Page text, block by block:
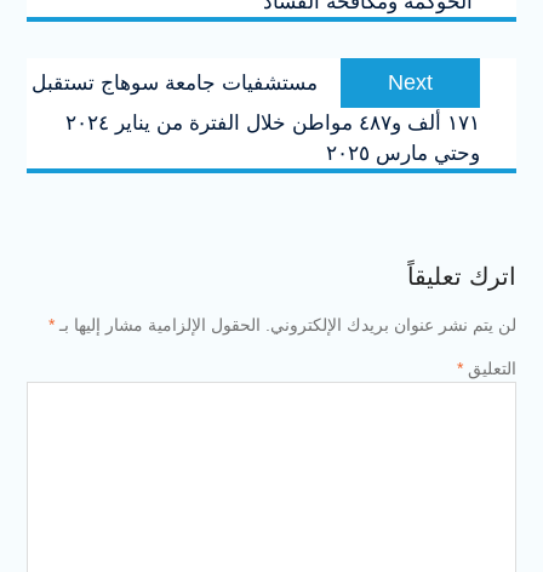
Next
post:
مستشفيات جامعة سوهاج تستقبل
١٧١ ألف و٤٨٧ مواطن خلال الفترة من يناير ٢٠٢٤
وحتي مارس ٢٠٢٥
اترك تعليقاً
لن يتم نشر عنوان بريدك الإلكتروني. الحقول الإلزامية مشار إليها بـ *
التعليق *